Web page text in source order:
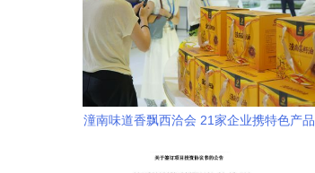
潼南味道香飘西洽会 21家企业携特色产品